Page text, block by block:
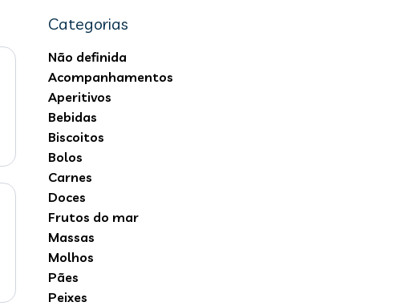
Categorias
Não definida
Acompanhamentos
Aperitivos
Bebidas
Biscoitos
Bolos
Carnes
Doces
Frutos do mar
Massas
Molhos
Pães
Peixes